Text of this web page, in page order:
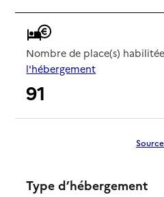
Nombre de place(s)
l'hébergement
91
Type d’hébergement